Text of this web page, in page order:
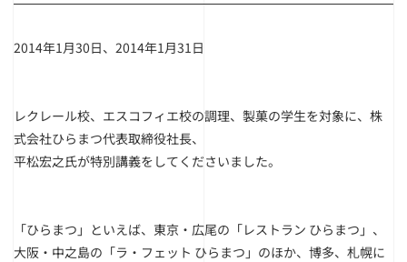
2014年1月30日、2014年1月31日
レクレール校、エスコフィエ校の調理、製菓の学生を対象に、株
式会社ひらまつ代表取締役社長、
平松宏之氏が特別講義をしてくださいました。
「ひらまつ」といえば、東京・広尾の「レストラン ひらまつ」、
大阪・中之島の「ラ・フェット ひらまつ」のほか、博多、札幌に